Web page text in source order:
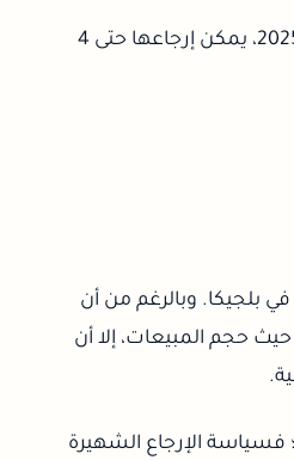
الطلبات المقدمة بين 24 أكتوبر و25 ديسمبر 2025، يمكن إرجاعها حتى 4
في بلجيكا. وبالرغم من أن
من حيث حجم المبيعات، إلا أن
فسياسة الإرجاع الشهيرة